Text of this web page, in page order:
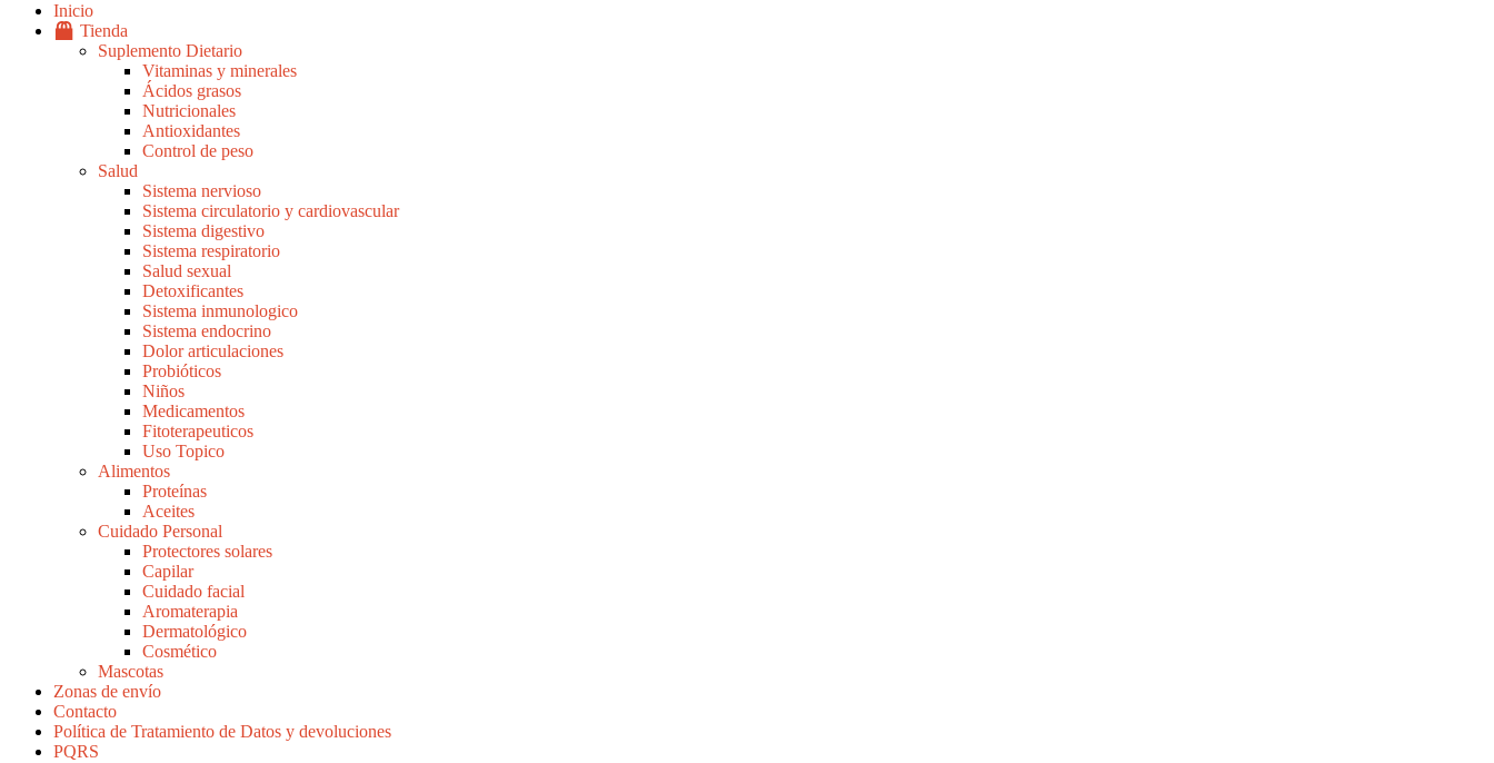
Inicio
Tienda
Suplemento Dietario
Vitaminas y minerales
Ácidos grasos
Nutricionales
Antioxidantes
Control de peso
Salud
Sistema nervioso
Sistema circulatorio y cardiovascular
Sistema digestivo
Sistema respiratorio
Salud sexual
Detoxificantes
Sistema inmunologico
Sistema endocrino
Dolor articulaciones
Probióticos
Niños
Medicamentos
Fitoterapeuticos
Uso Topico
Alimentos
Proteínas
Aceites
Cuidado Personal
Protectores solares
Capilar
Cuidado facial
Aromaterapia
Dermatológico
Cosmético
Mascotas
Zonas de envío
Contacto
Política de Tratamiento de Datos y devoluciones
PQRS